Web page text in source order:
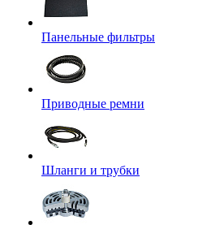
Панельные фильтры
Приводные ремни
Шланги и трубки